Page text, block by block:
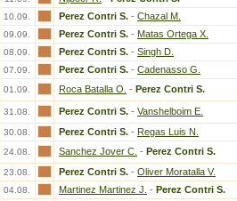
10.09. Perez Contri S. - Chazal M.
09.09. Perez Contri S. - Matas Ortega X.
08.09. Perez Contri S. - Singh D.
07.09. Perez Contri S. - Cadenasso G.
01.09. Roca Batalla O. - Perez Contri S.
31.08. Perez Contri S. - Vanshelboim E.
30.08. Perez Contri S. - Regas Luis N.
24.08. Sanchez Jover C. - Perez Contri S.
23.08. Perez Contri S. - Oliver Moratalla V.
04.08. Martinez Martinez J. - Perez Contri S.